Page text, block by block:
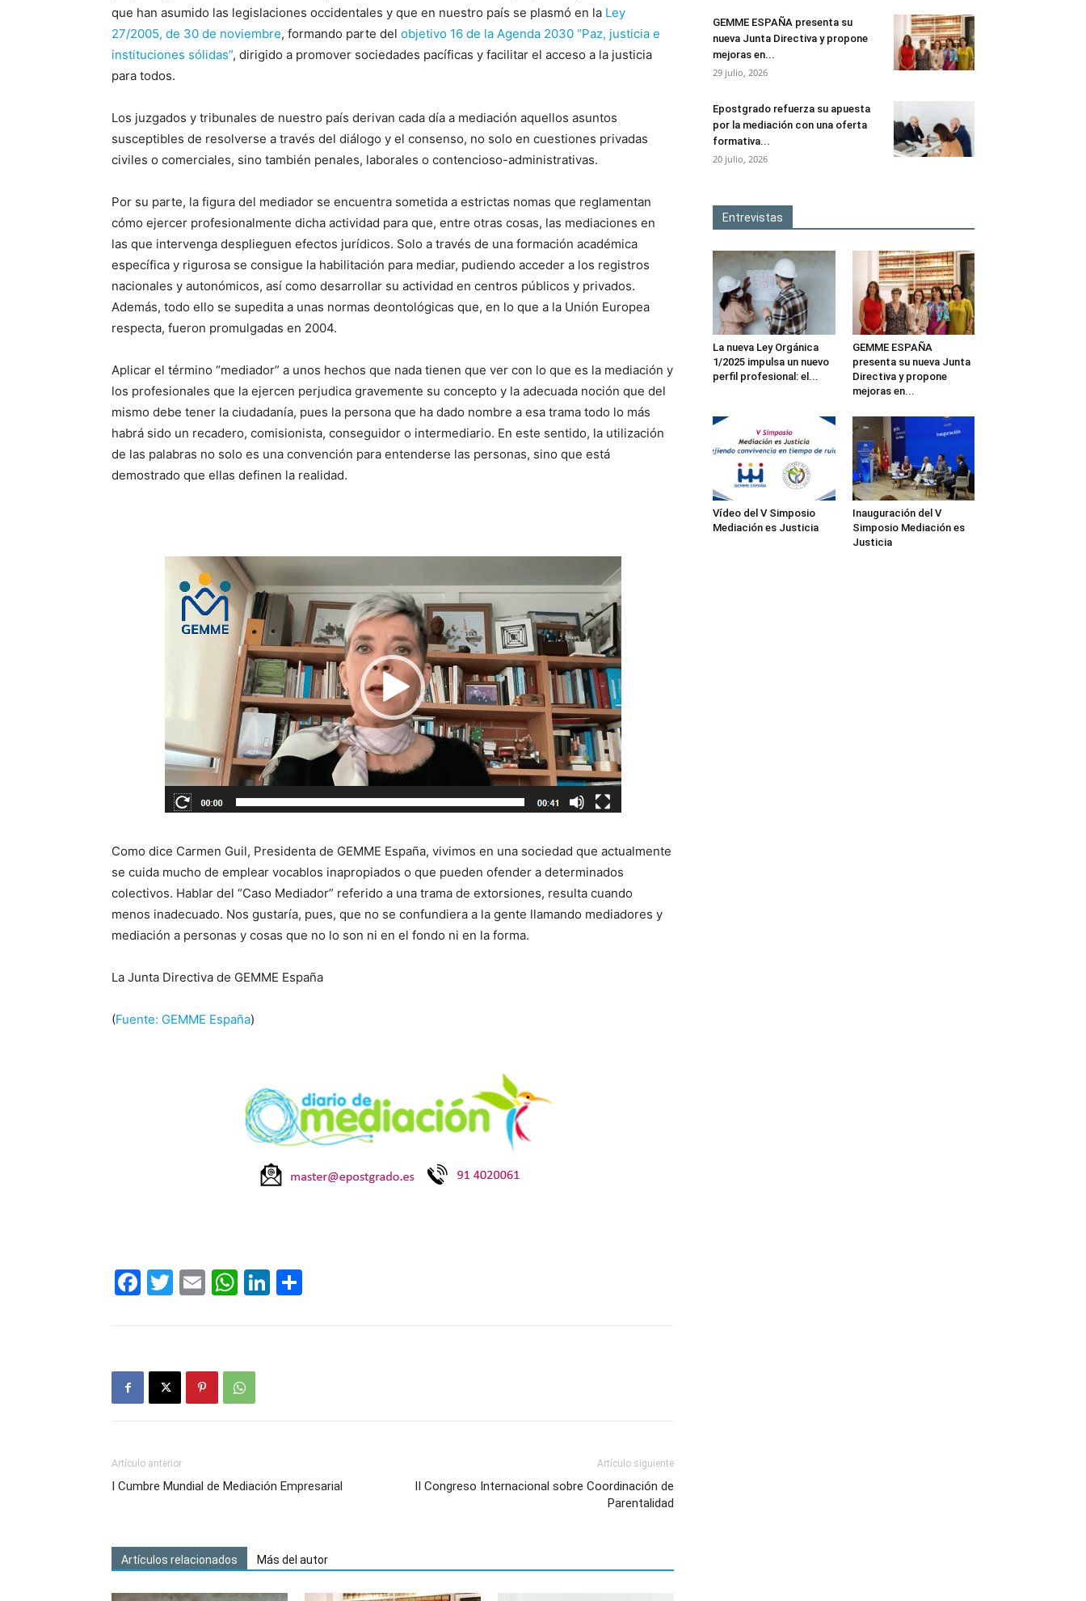
que han asumido las legislaciones occidentales y que en nuestro país se plasmó en la Ley
27/2005, de 30 de noviembre, formando parte del objetivo 16 de la Agenda 2030 “Paz, justicia e
instituciones sólidas”, dirigido a promover sociedades pacíficas y facilitar el acceso a la justicia
para todos.
Los juzgados y tribunales de nuestro país derivan cada día a mediación aquellos asuntos
susceptibles de resolverse a través del diálogo y el consenso, no solo en cuestiones privadas
civiles o comerciales, sino también penales, laborales o contencioso-administrativas.
Por su parte, la figura del mediador se encuentra sometida a estrictas nomas que reglamentan
cómo ejercer profesionalmente dicha actividad para que, entre otras cosas, las mediaciones en
las que intervenga desplieguen efectos jurídicos. Solo a través de una formación académica
específica y rigurosa se consigue la habilitación para mediar, pudiendo acceder a los registros
nacionales y autonómicos, así como desarrollar su actividad en centros públicos y privados.
Además, todo ello se supedita a unas normas deontológicas que, en lo que a la Unión Europea
respecta, fueron promulgadas en 2004.
Aplicar el término “mediador” a unos hechos que nada tienen que ver con lo que es la mediación y
los profesionales que la ejercen perjudica gravemente su concepto y la adecuada noción que del
mismo debe tener la ciudadanía, pues la persona que ha dado nombre a esa trama todo lo más
habrá sido un recadero, comisionista, conseguidor o intermediario. En este sentido, la utilización
de las palabras no solo es una convención para entenderse las personas, sino que está
demostrado que ellas definen la realidad.
Como dice Carmen Guil, Presidenta de GEMME España, vivimos en una sociedad que actualmente
se cuida mucho de emplear vocablos inapropiados o que pueden ofender a determinados
colectivos. Hablar del “Caso Mediador” referido a una trama de extorsiones, resulta cuando
menos inadecuado. Nos gustaría, pues, que no se confundiera a la gente llamando mediadores y
mediación a personas y cosas que no lo son ni en el fondo ni en la forma.
La Junta Directiva de GEMME España
(Fuente: GEMME España)
Facebook
Twitter
EmailWhatsApp
LinkedIn
Artículo anterior
I Cumbre Mundial de Mediación Empresarial
Artículo siguiente
II Congreso Internacional sobre Coordinación de
Parentalidad
Artículos relacionados Más del autor
GEMME ESPAÑA presenta su
nueva Junta Directiva y propone
mejoras en...
29 julio, 2026
Epostgrado refuerza su apuesta
por la mediación con una oferta
formativa...
20 julio, 2026
Entrevistas
La nueva Ley Orgánica
1/2025 impulsa un nuevo
perfil profesional: el...
GEMME ESPAÑA
presenta su nueva Junta
Directiva y propone
mejoras en...
Vídeo del V Simposio
Mediación es Justicia
Inauguración del V
Simposio Mediación es
Justicia